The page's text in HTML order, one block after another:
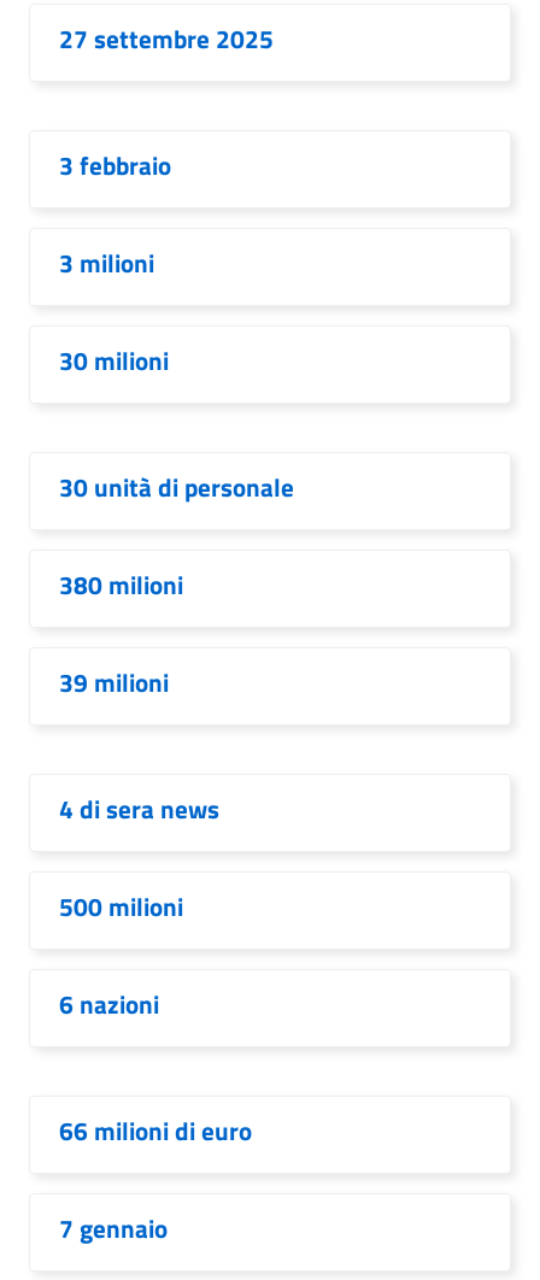
27 settembre 2025
3 febbraio
3 milioni
30 milioni
30 unità di personale
380 milioni
39 milioni
4 di sera news
500 milioni
6 nazioni
66 milioni di euro
7 gennaio